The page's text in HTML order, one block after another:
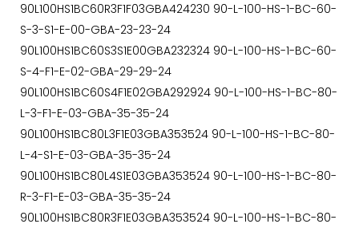
90L100HS1BC60R3F1F03GBA424230 90-L-100-HS-1-BC-60-
S-3-S1-E-00-GBA-23-23-24
90L100HS1BC60S3S1E00GBA232324 90-L-100-HS-1-BC-60-
S-4-F1-E-02-GBA-29-29-24
90L100HS1BC60S4F1E02GBA292924 90-L-100-HS-1-BC-80-
L-3-F1-E-03-GBA-35-35-24
90L100HS1BC80L3F1E03GBA353524 90-L-100-HS-1-BC-80-
L-4-S1-E-03-GBA-35-35-24
90L100HS1BC80L4S1E03GBA353524 90-L-100-HS-1-BC-80-
R-3-F1-E-03-GBA-35-35-24
90L100HS1BC80R3F1E03GBA353524 90-L-100-HS-1-BC-80-